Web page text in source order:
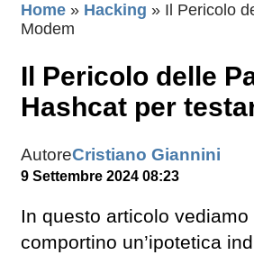
Home » Hacking » Il Pericolo
Modem
Il Pericolo delle
Hashcat per
AutoreCristiano Giannini
9 Settembre 2024 08:23
In questo articolo
comportino un’ipotetica